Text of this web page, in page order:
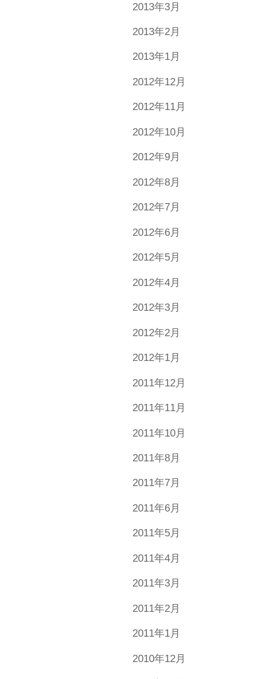
2013年3月
2013年2月
2013年1月
2012年12月
2012年11月
2012年10月
2012年9月
2012年8月
2012年7月
2012年6月
2012年5月
2012年4月
2012年3月
2012年2月
2012年1月
2011年12月
2011年11月
2011年10月
2011年8月
2011年7月
2011年6月
2011年5月
2011年4月
2011年3月
2011年2月
2011年1月
2010年12月